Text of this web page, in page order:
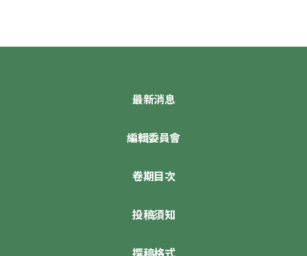
最新消息
編輯委員會
卷期目次
投稿須知
撰稿格式